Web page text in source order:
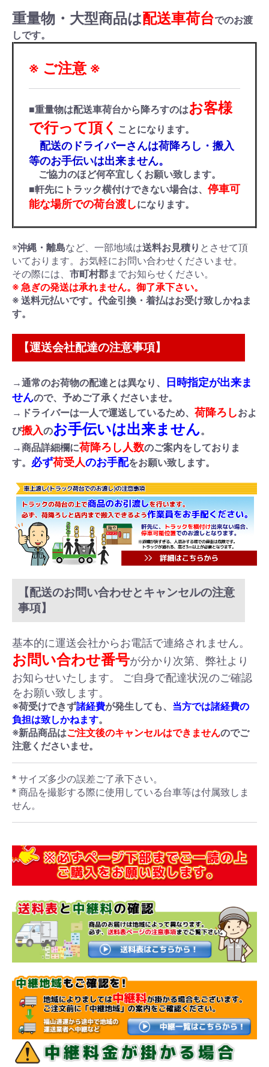
重量物・大型商品は配送車荷台でのお渡
しです。
※ ご注意 ※
■重量物は配送車荷台から降ろすのはお客様
で行って頂く ことになります。
配送のドライバーさんは荷降ろし・搬入
等のお手伝いは出来ません。
ご協力のほど何卒宜しくお願い致します。
■軒先にトラック横付けできない場合は、 停車可
能な場所での荷台渡しになります。
※沖縄・離島など、一部地域は送料お見積り とさせて頂
いております。お気軽にお問い合わせくださいませ。
その際には、 市町村郡までお知らせください。
※ 急ぎの発送は承れません。御了承下さい。
※ 送料元払いです。代金引換・着払はお受け致しかねま
す。
【運送会社配達の注意事項】
→通常のお荷物の配達とは異なり、
日時指定が出来ま
せんので、予めご了承くださいませ。
→ドライバーは一人で運送しているため、 荷降ろしおよ
び搬入のお手伝いは出来ません。
→商品詳細欄に荷降ろし人数のご案内をしておりま
す。 必ず荷受人のお手配をお願い致します。
【配送のお問い合わせとキャンセルの注意
事項】
基本的に運送会社からお電話で連絡されません。
お問い合わせ番号が分かり次第、弊社より
お知らせいたします。 ご自身で配達状況のご確認
をお願い致します。
※荷受けできず諸経費が発生しても、 当方では諸経費の
負担は致しかねます。
※新品商品はご注文後のキャンセルはできませんのでご
注意くださいませ。
* サイズ多少の誤差ご了承下さい。
* 商品を撮影する際に使用している台車等は付属致しま
せん。